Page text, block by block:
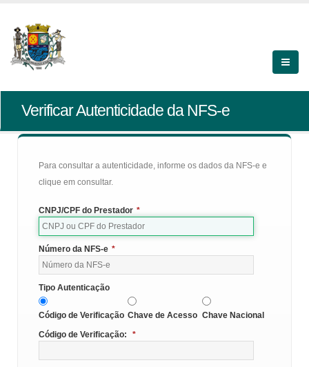
Verificar Autenticidade da NFS-e
Para consultar a autenticidade, informe os dados da NFS-e e
clique em consultar.
CNPJ/CPF do Prestador *
Número da NFS-e *
Tipo Autenticação
Código de Verificação Chave de Acesso Chave Nacional
Código de Verificação:
*